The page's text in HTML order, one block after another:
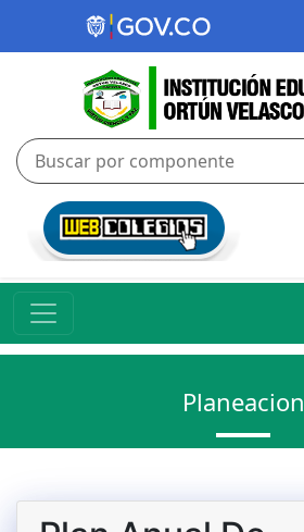
Planeacion